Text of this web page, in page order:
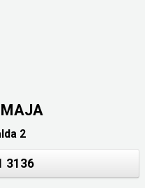
MAJA
2
3136